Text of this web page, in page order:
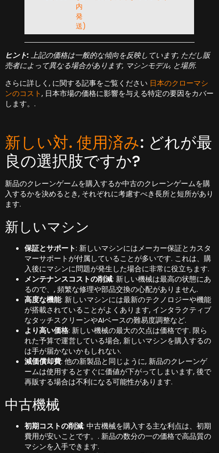
内
発
送)
ヒント: 上記の価格は一般的な傾向を反映しています, ただし販
売者によって異なる場合があります, マシンモデル, と場所.
さらに詳しく, に関する記事をご覧ください 日本のクローマシ
ンのコスト, 日本市場の価格に影響を与える特定の要因をカバー
します。.
新しい対. 使用済み: どれが最
良の選択肢ですか?
新品のクレーンゲームを購入するか中古のクレーンゲームを購
入するかを決めるとき, それぞれに考慮すべき長所と短所があり
ます.
新しいマシン
保証とサポート: 新しいマシンにはメーカー保証とカスタ
マーサポートが付属していることが多いです. これは、購
入後にマシンに問題が発生した場合に非常に役立ちます.
メンテナンスコストの削減: 新しい機械は最高の状態にあ
るので、, 頻繁な修理や部品交換の心配がありません.
高度な機能: 新しいマシンには最新のテクノロジーや機能
が搭載されていることがよくあります, インタラクティブ
なタッチスクリーンやAIベースの難易度調整など.
より高い価格: 新しい機械の最大の欠点は価格です. 限ら
れた予算で運営している場合, 新しいマシンを購入するの
は手が届かないかもしれない.
減価償却費: 他の新製品と同じように, 新品のクレーンゲ
ームは使用するとすぐに価値が下がってしまいます, 後で
再販する場合は不利になる可能性があります.
中古機械
初期コストの削減: 中古機械を購入する主な利点は、初期
費用が安いことです。. 新品の数分の一の価格で高品質の
マシンを入手できます.